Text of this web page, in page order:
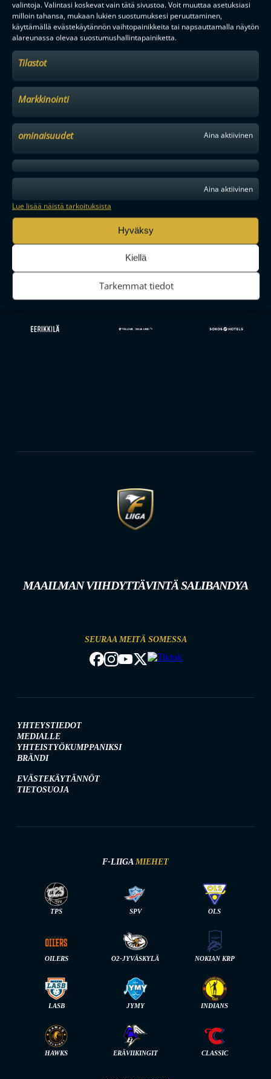
valintoja. Valintasi koskevat vain tätä sivustoa. Voit muuttaa asetuksiasi
milloin tahansa, mukaan lukien suostumuksesi peruuttaminen,
käyttämällä evästekäytännön vaihtopainikkeita tai napsauttamalla näytön
alareunassa olevaa suostumushallintapainiketta.
Tilastot
Markkinointi
ominaisuudet Aina aktiivinen
Aina aktiivinen
Lue lisää näistä tarkoituksista
Hyväksy
Kiellä
Tarkemmat tiedot
Saat kirjeen noin kerran kuukaudessa F-liigakauden alusta
ratkaisuhetkiin asti.
TILAA
MAAILMAN VIIHDYTTÄVINTÄ SALIBANDYA
SEURAA MEITÄ SOMESSA
YHTEYSTIEDOT
MEDIALLE
YHTEISTYÖKUMPPANIKSI
BRÄNDI
EVÄSTEKÄYTÄNNÖT
TIETOSUOJA
F-LIIGA MIEHET
TPS SPV OLS
OILERS O2-JYVÄSKYLÄ NOKIAN KRP
LASB JYMY INDIANS
HAWKS ERÄVIIKINGIT CLASSIC